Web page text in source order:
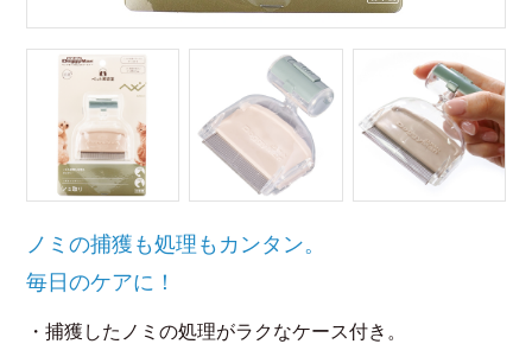
ノミの捕獲も処理もカンタン。
毎日のケアに！
・捕獲したノミの処理がラクなケース付き。